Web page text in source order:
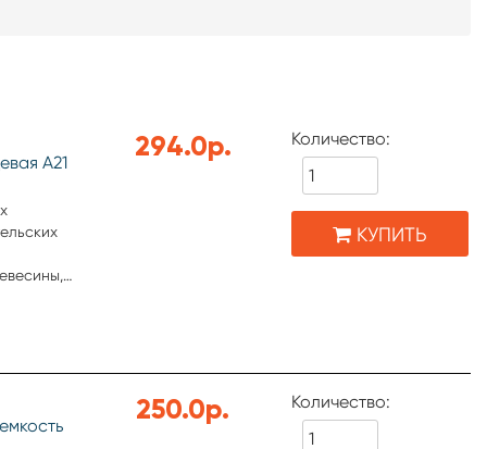
А21
294.0р. Количество:
КУПИТЬ
250.0р. Количество: